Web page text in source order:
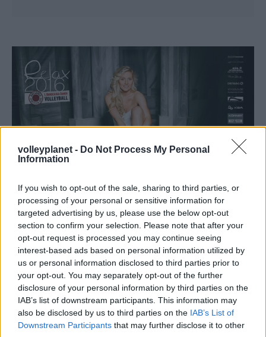
volleyplanet - Do Not Process My Personal
Information
If you wish to opt-out of the sale, sharing to third parties, or
processing of your personal or sensitive information for
targeted advertising by us, please use the below opt-out
section to confirm your selection. Please note that after your
opt-out request is processed you may continue seeing
interest-based ads based on personal information utilized by
us or personal information disclosed to third parties prior to
your opt-out. You may separately opt-out of the further
disclosure of your personal information by third parties on the
IAB’s list of downstream participants. This information may
also be disclosed by us to third parties on the IAB’s List of
Downstream Participants that may further disclose it to other
ΔΙΕΘΝΗ 26/04/2016
Έφερε τη… γκρίνια στη Δρέσδη η Νοβάρα
Λίγες ώρες πριν τον γ' τελικό των πλέι οφ του γερμανικού
πρωταθλήματος γυναικών η επίσημη ανακοίνωση της
υπογραφής προσύμφωνου συνεργασίας της Ολλανδέζας
πασαδόρου της φιναλίστ Δρέσδης, Λάουρα Ντάϊκομα με
την ιταλική Νοβάρα, έχει προκαλέσει ένταση και
προβληματισμό στις τάξεις της κατόχου του τίτλου, κάτι
που θα προσπαθήσει να εκμεταλλευτεί απόψε η